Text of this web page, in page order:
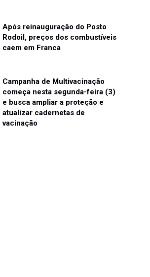
Após reinauguração do Posto
Rodoil, preços dos combustíveis
caem em Franca
Campanha de Multivacinação
começa nesta segunda-feira (3)
e busca ampliar a proteção e
atualizar cadernetas de
vacinação